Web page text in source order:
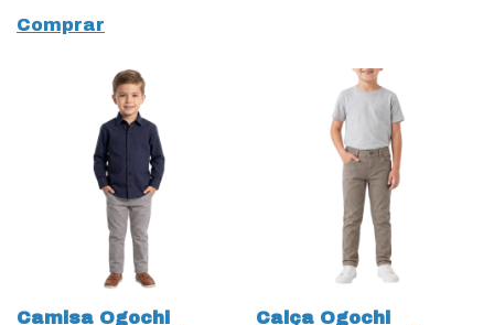
Comprar
Camisa Ogochi
Calça Ogochi